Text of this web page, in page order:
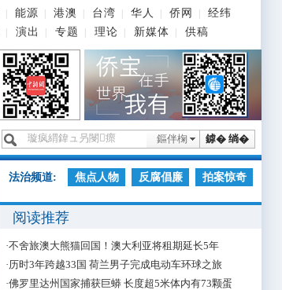
能源 港澳 台湾 华人 侨网
经纬
演出 专题 理论 新媒体 供稿
鎼� 绱�
鏂伴椈
法治频道: 焦点人物 反腐倡廉 拍案惊奇
阅读推荐
·不舍旅澳大熊猫回国！澳大利亚将租期延长5年
·历时3年跨越33国 荷兰男子完成电动车环球之旅
·佛罗里达州国家捕获巨蟒 长度超5米体内有73颗蛋